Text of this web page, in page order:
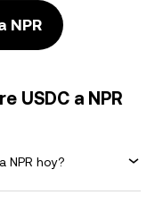
NPR
USDC a NPR
NPR hoy?